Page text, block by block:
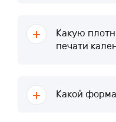
Какую
печати
Какой